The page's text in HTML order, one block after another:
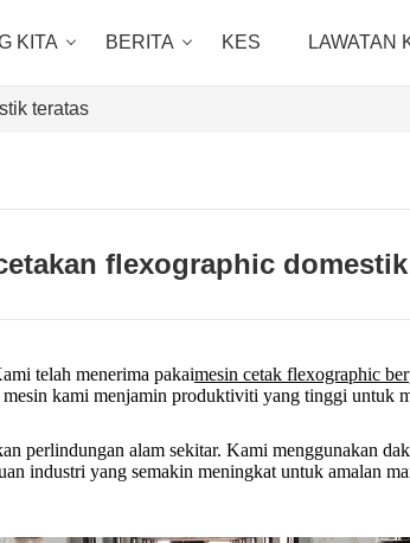
KITA BERITA KES LAWATAN
teratas
flexographic
telah menerima pakaimesin cetak flexographic
kami menjamin produktiviti yang tinggi untuk
perlindungan alam sekitar. Kami menggunakan
industri yang semakin meningkat untuk amalan